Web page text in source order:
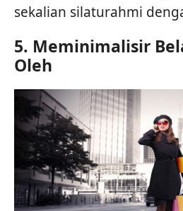
sekalian silaturahmi
5. Meminimalisir
Oleh